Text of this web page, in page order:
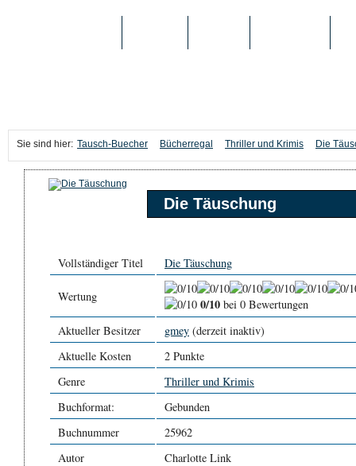
Sie sind hier: Tausch-Buecher Bücherregal Thriller und Krimis Die
Die Täuschung
Vollständiger Titel Die Täuschung
Wertung 0/10 bei 0 Bewertungen
Aktueller Besitzer
gmey (derzeit inaktiv)
Aktuelle Kosten
2 Punkte
Genre
Thriller und Krimis
Buchformat:
Gebunden
Buchnummer
25962
Autor
Charlotte Link